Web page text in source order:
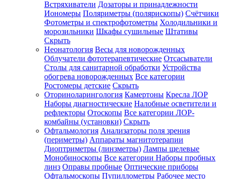
месте
Личный
менеджер
Отслеживание
статуса
заказа
Встряхиватели Дозаторы и принадлежности
Иономеры Поляриметры (полярископы) Счётчики
Фотометры и спектрофотометры Холодильники и
морозильники Шкафы сушильные Штативы
Скрыть
Неонатология Весы для новорожденных
Облучатели фототерапевтические Отсасыватели
Столы для санитарной обработки Устройства
обогрева новорожденных Все категории
Ростомеры детские Скрыть
Оториноларингология Камертоны Кресла ЛОР
Наборы диагностические Налобные осветители и
рефлекторы Отоскопы Все категории ЛОР-
комбайны (установки) Скрыть
Офтальмология Анализаторы поля зрения
(периметры) Аппараты магнитотерапии
Диоптриметры (линзметры) Лампы щелевые
Монобиноскопы Все категории Наборы пробных
линз Оправы пробные Оптические приборы
Офтальмоскопы Пупиллометры Рабочее место